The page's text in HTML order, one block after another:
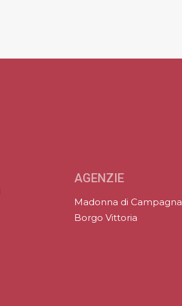
AGENZIE
Madonna di Campagna
Borgo Vittoria